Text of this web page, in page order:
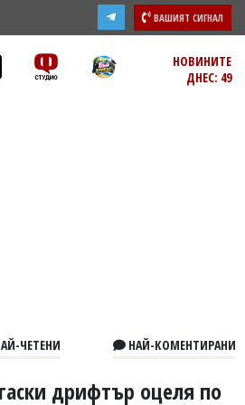
ВАШИЯТ СИГНАЛ
НОВИНИТЕ
ДНЕС: 49
ЧЕТЕНИ НАЙ-КОМЕНТИРАНИ
дрифтър оцеля по